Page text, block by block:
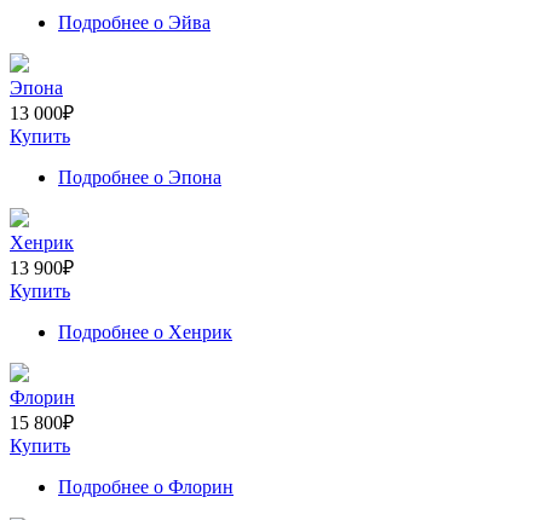
Подробнее о Эйва
Эпона
13 000₽
Купить
Подробнее о Эпона
Хенрик
13 900₽
Купить
Подробнее о Хенрик
Флорин
15 800₽
Купить
Подробнее о Флорин